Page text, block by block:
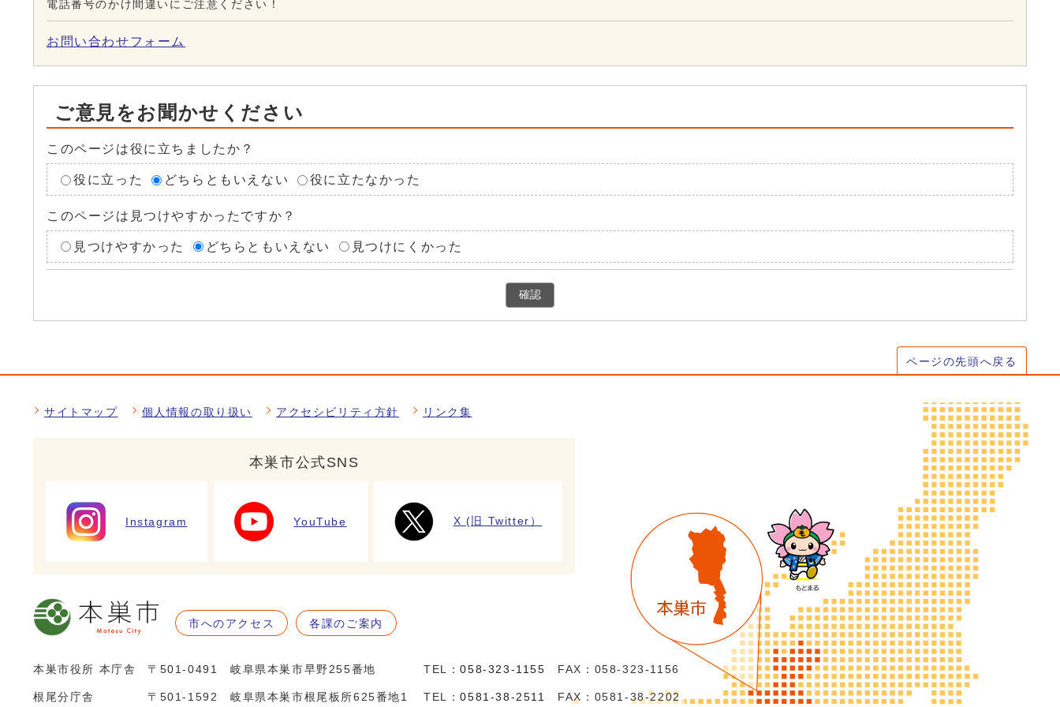
電話番号のかけ間違いにご注意ください！
お問い合わせフォーム
ご意見をお聞かせください
このページは役に立ちましたか？
役に立った どちらともいえない 役に立たなかった
このページは見つけやすかったですか？
見つけやすかった どちらともいえない 見つけにくかった
確認
ページの先頭へ戻る
サイトマップ 個人情報の取り扱い アクセシビリティ方針 リンク集
本巣市公式SNS
Instagram YouTube X (旧 Twitter）
市へのアクセス 各課のご案内
本巣市役所 本庁舎 〒501-0491 岐阜県本巣市早野255番地 TEL：058-323-1155 FAX：058-323-1156
根尾分庁舎 〒501-1592 岐阜県本巣市根尾板所625番地1 TEL：0581-38-2511 FAX：0581-38-2202